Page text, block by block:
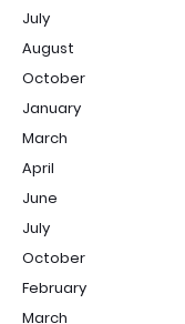
July
August
October
January
March
April
June
July
October
February
March